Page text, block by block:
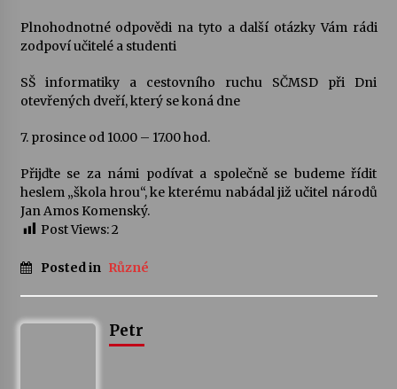
Za kulturou kousek za Humpolec. V Želivě ožije
odkaz Josefa Čapka
Petr Adamec – Malovaný svět
30. 6. 2026
Plnohodnotné odpovědi na tyto a další otázky Vám rádi
zodpoví učitelé a studenti
SŠ informatiky a cestovního ruchu SČMSD při Dni
otevřených dveří, který se koná dne
7. prosince od 10.00 – 17.00 hod.
Přijďte se za námi podívat a společně se budeme řídit
heslem „škola hrou“, ke kterému nabádal již učitel národů
Jan Amos Komenský.
Post Views:2
Posted in Různé
Petr